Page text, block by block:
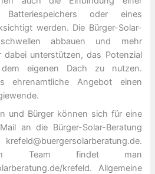
Batteriespeichers oder eines
werden. Die Bürger-Solar-
abbauen und mehr
dabei unterstützen, das Potenzial
eigenen Dach zu nutzen.
ehrenamtliche Angebot einen
und Bürger können sich für eine
an die Bürger-Solar-Beratung
Team findet man
krefeld. Allgemeine